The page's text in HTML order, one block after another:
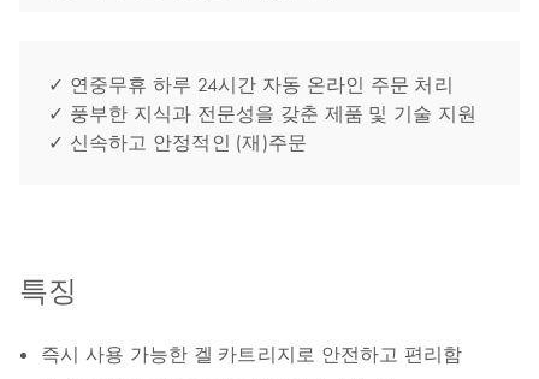
✓ 연중무휴 하루 24시간 자동 온라인 주문 처리
✓ 풍부한 지식과 전문성을 갖춘 제품 및 기술 지원
✓ 신속하고 안정적인 (재)주문
특징
즉시 사용 가능한 겔 카트리지로 안전하고 편리함